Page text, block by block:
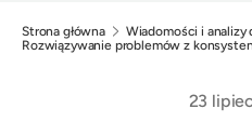
Strona główna
Wiadomości i
Rozwiązywanie problemów z
23